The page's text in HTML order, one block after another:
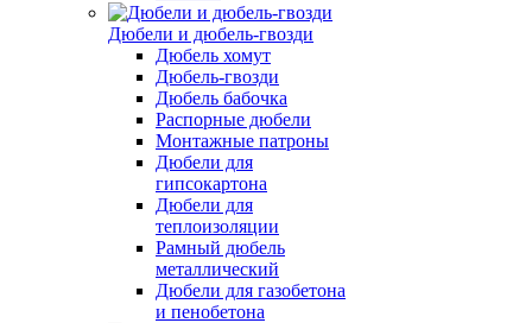
Дюбели и дюбель-гвозди
Дюбель хомут
Дюбель-гвозди
Дюбель бабочка
Распорные дюбели
Монтажные патроны
Дюбели для
гипсокартона
Дюбели для
теплоизоляции
Рамный дюбель
металлический
Дюбели для газобетона
и пенобетона